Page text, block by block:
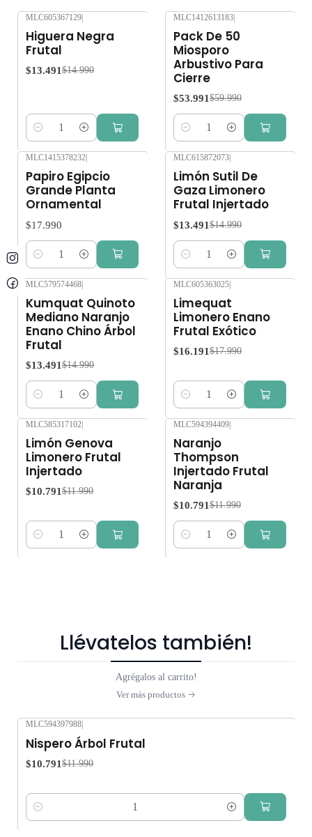
MLC605367129|
Higuera Negra
Frutal
$13.491 $14.990
Cantidad
MLC1412613183|
Pack De 50
Miosporo
Arbustivo Para
Cierre
$53.991 $59.990
Cantidad
MLC1415378232
Papiro Egipcio
Grande Planta
Ornamental
$17.990
Cantidad
MLC615872073
Limón Sutil De
Gaza Limonero
Frutal Injertado
$13.491 $14.990
Cantidad
MLC579574468|
Kumquat Quinoto
Mediano Naranjo
Enano Chino Árbol
Frutal
$13.491 $14.990
Cantidad
MLC605363025|
Limequat
Limonero Enano
Frutal Exótico
$16.191 $17.990
Cantidad
MLC585317102
Limón Genova
Limonero Frutal
Injertado
$10.791 $11.990
Cantidad
MLC594394409
Naranjo
Thompson
Injertado Frutal
Naranja
$10.791 $11.990
Cantidad
Llévatelos también!
Agrégalos al carrito!
Ver más productos
MLC594397988
Nispero Árbol Frutal
$10.791 $11.990
Cantidad